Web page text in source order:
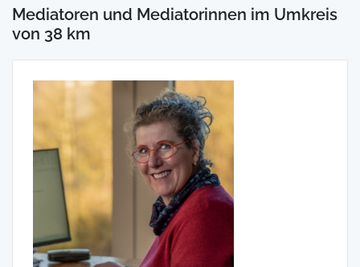
Mediatoren und Mediatorinnen im Umkreis
von 38 km